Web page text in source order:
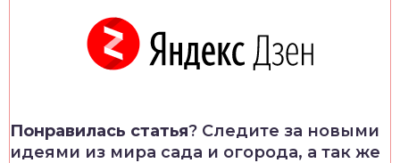
Понравилась статья? Следите за новыми
идеями из мира сада и огорода, а так же